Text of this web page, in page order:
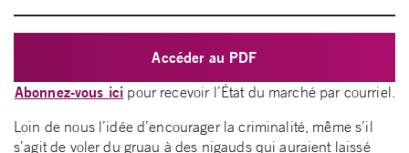
Accéder au PDF
Abonnez-vous ici pour recevoir l’État du marché par courriel.
Loin de nous l’idée d’encourager la criminalité, même s’il
s’agit de voler du gruau à des nigauds qui auraient laissé